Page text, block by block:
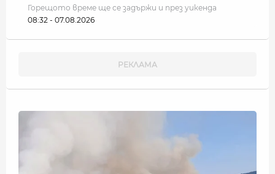
Горещото време ще се задържи и през уикенда
08:32 - 07.08.2026